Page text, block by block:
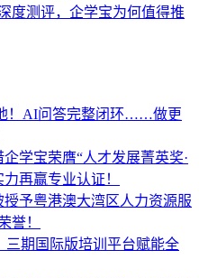
度测评，企学宝为何值得推
！AI问答完整闭环……做更
学宝荣膺“人才发展菁英奖·
再赢专业认证！
授予粤港澳大湾区人力资源服
誉！
三期国际版培训平台赋能全